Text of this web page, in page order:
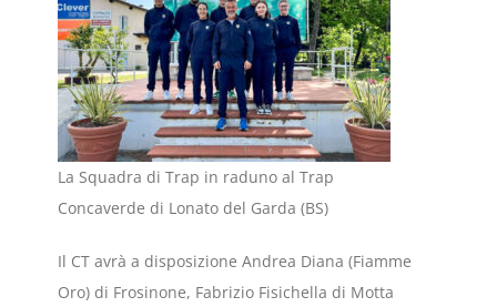
La Squadra di Trap in raduno al Trap
Concaverde di Lonato del Garda (BS)
Il CT avrà a disposizione Andrea Diana (Fiamme
Oro) di Frosinone, Fabrizio Fisichella di Motta